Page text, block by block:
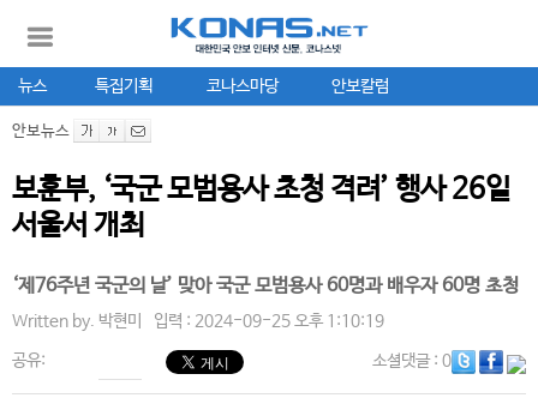
뉴스 특집기획 코나스마당 안보칼럼
안보뉴스
보훈부, ‘국군 모범용사 초청 격려’ 행사 26일
서울서 개최
‘제76주년 국군의 날’ 맞아 국군 모범용사 60명과 배우자 60명 초청
Written by. 박현미 입력 : 2024-09-25 오후 1:10:19
공유: 소셜댓글: 0